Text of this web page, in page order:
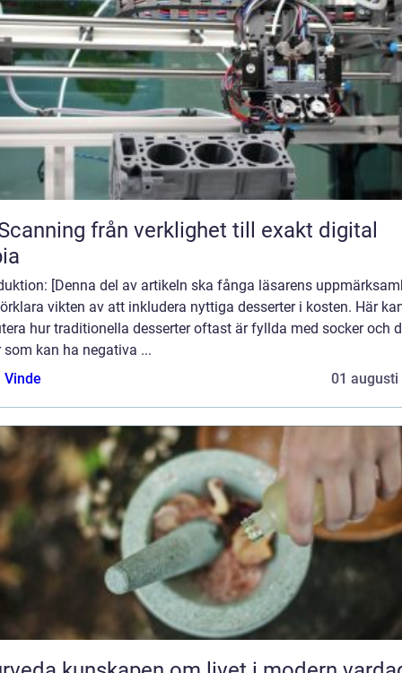
verklighet till exakt digital
[Denna del av artikeln ska fånga läsarens
vikten av att inkludera nyttiga desserter i kosten. Här
hur traditionella desserter oftast är fyllda med socker och
som kan ha negativa ...
Vinde
01 augusti